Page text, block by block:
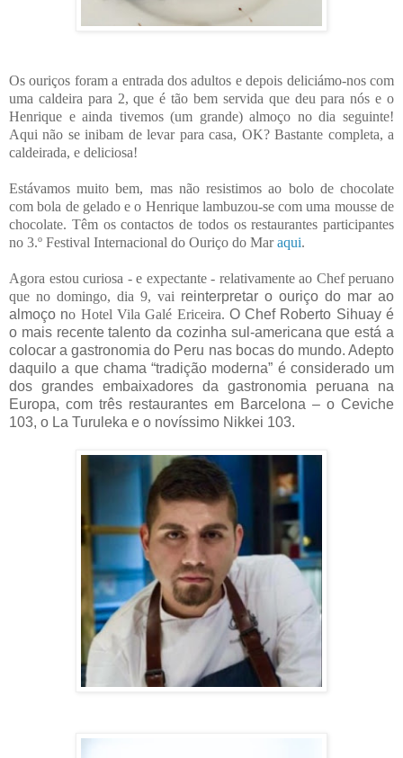
Os ouriços foram a entrada dos adultos e depois deliciámo-nos com
uma caldeira para 2, que é tão bem servida que deu para nós e o
Henrique e ainda tivemos (um grande) almoço no dia seguinte!
Aqui não se inibam de levar para casa, OK? Bastante completa, a
caldeirada, e deliciosa!
Estávamos muito bem, mas não resistimos ao bolo de chocolate
com bola de gelado e o Henrique lambuzou-se com uma mousse de
chocolate. Têm os contactos de todos os restaurantes participantes
no 3.º Festival Internacional do Ouriço do Maraqui.
Agora estou curiosa - e expectante - relativamente ao Chef peruano
que no domingo, dia 9, vai reinterpretar o ouriço do mar ao
almoço no Hotel Vila Galé Ericeira. O Chef Roberto Sihuay é
o mais recente talento da cozinha sul-americana que está a
colocar a gastronomia do Peru nas bocas do mundo. Adepto
daquilo a que chama “tradição moderna” é considerado um
dos grandes embaixadores da gastronomia peruana na
Europa, com três restaurantes em Barcelona – o Ceviche
103, o La Turuleka e o novíssimo Nikkei 103.